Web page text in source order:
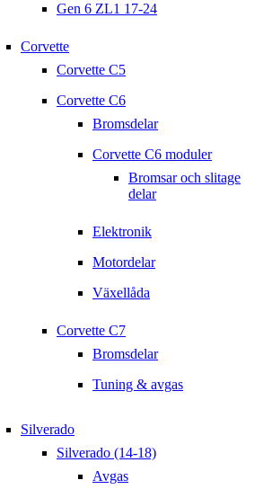
Gen 6 ZL1 17-24
Corvette
Corvette C5
Corvette C6
Bromsdelar
Corvette C6 moduler
Bromsar och slitage
delar
Elektronik
Motordelar
Växellåda
Corvette C7
Bromsdelar
Tuning & avgas
Silverado
Silverado (14-18)
Avgas